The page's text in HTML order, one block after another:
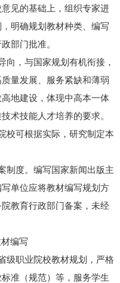
见的基础上，组织专家进
明确规划教材种类、编写
部门批准。
，与国家规划有机衔接，
量发展、服务紧缺和薄弱
地建设，体现中高本一体
术技能人才培养的要求。
校可根据实际，研究制定本
制度。编写国家新闻出版主
单位应将教材编写规划方
教育行政部门备案，未经
编写
级职业院校教材规划，严格
准（规范）等，服务学生